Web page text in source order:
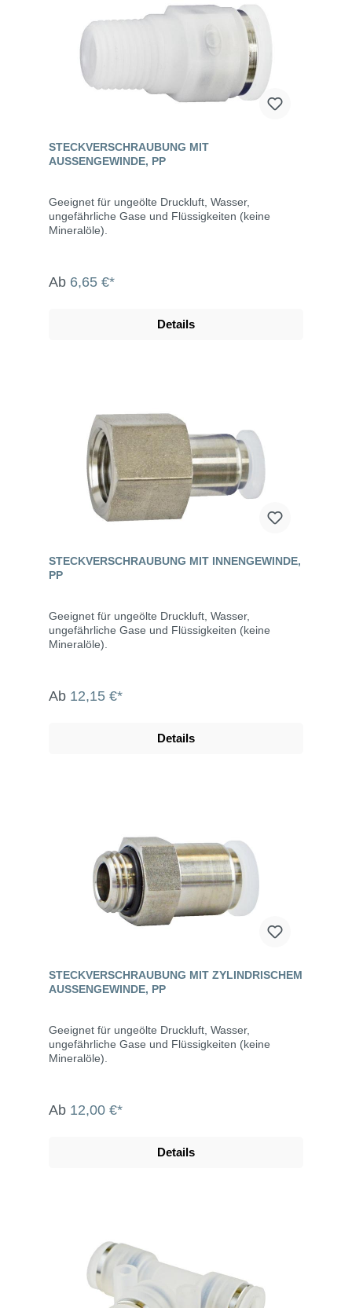
STECKVERSCHRAUBUNG MIT
AUSSENGEWINDE, PP
Geeignet für ungeölte Druckluft, Wasser,
ungefährliche Gase und Flüssigkeiten (keine
Mineralöle).
Ab 6,65 €*
Details
STECKVERSCHRAUBUNG MIT INNENGEWINDE,
PP
Geeignet für ungeölte Druckluft, Wasser,
ungefährliche Gase und Flüssigkeiten (keine
Mineralöle).
Ab 12,15 €*
Details
STECKVERSCHRAUBUNG MIT ZYLINDRISCHEM
AUSSENGEWINDE, PP
Geeignet für ungeölte Druckluft, Wasser,
ungefährliche Gase und Flüssigkeiten (keine
Mineralöle).
Ab 12,00 €*
Details